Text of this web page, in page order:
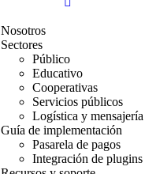
Nosotros
Sectores
Público
Educativo
Cooperativas
Servicios públicos
Logística y mensajería
Guía de implementación
Pasarela de pagos
Integración de plugins